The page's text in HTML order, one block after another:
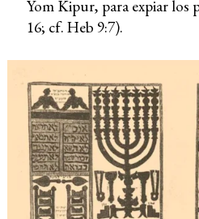
Yom Kipur, para expiar los
16; cf. Heb 9:7).